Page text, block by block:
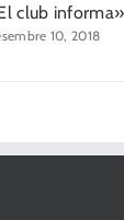
club
10, 2018